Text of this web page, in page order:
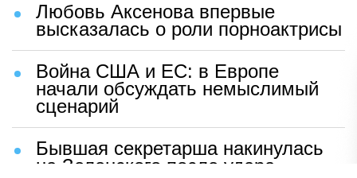
Любовь Аксенова впервые
высказалась о роли порноактрисы
Война США и ЕС: в Европе
начали обсуждать немыслимый
сценарий
Бывшая секретарша накинулась
на Зеленского после удара